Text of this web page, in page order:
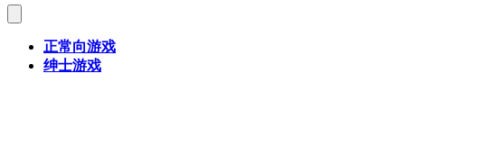
正常向游戏
绅士游戏